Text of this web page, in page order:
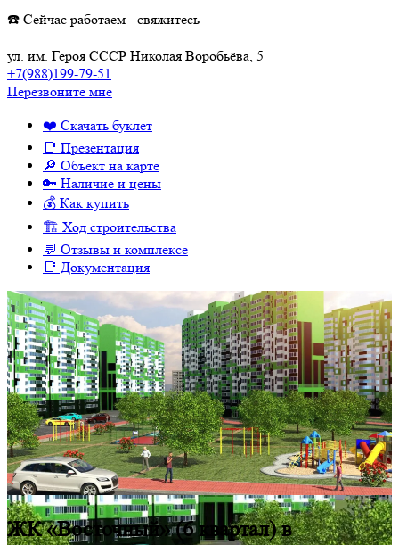
☎️ Сейчас работаем - свяжитесь
ул. им. Героя СССР Николая Воробьёва, 5
+7(988)199-79-51
Перезвоните мне
❤️ Скачать буклет
📑 Презентация
🔎 Объект на карте
🔑 Наличие и цены
💰 Как купить
🏗 Ход строительства
💬 Отзывы и комплексе
📑 Документация
ЖК «Восточный» (6 квартал) в